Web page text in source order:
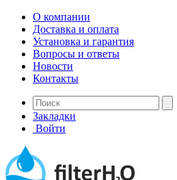
О компании
Доставка и оплата
Установка и гарантия
Вопросы и ответы
Новости
Контакты
Закладки
Войти